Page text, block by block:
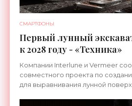
СМАРТФОНЫ
Первый лунный
к 2028 году - «Техника»
Компании Interlune и Vermeer
совместного проекта по
для выравнивания лунной